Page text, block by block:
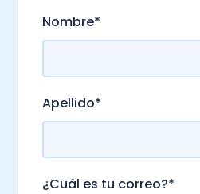
Nombre*
Apellido*
¿Cuál es tu correo?*